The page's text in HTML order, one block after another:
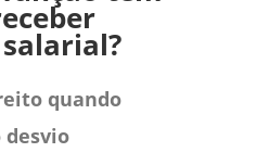
quando
desvio